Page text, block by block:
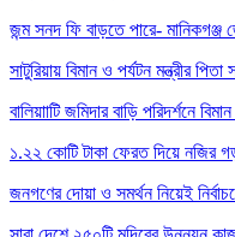
জন্ম সনদ ফি বাড়তে পারে- মানিকগঞ্জ
সাটুরিয়ায় বিমান ও পর্যটন মন্ত্রীর
বালিয়াাটি জমিদার বাড়ি পরিদর্শনে
১.২২ কোটি টাকা ফেরত দিয়ে নজির
জনগণের দোয়া ও সমর্থন নিয়েই